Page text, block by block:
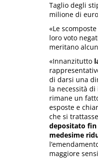
Taglio degli
milione di
«Le
loro voto
meritano
«Innanzitutto
di darsi una
la necessità
rimane un
esposte e
che si
depositato fin
medesime
maggiore